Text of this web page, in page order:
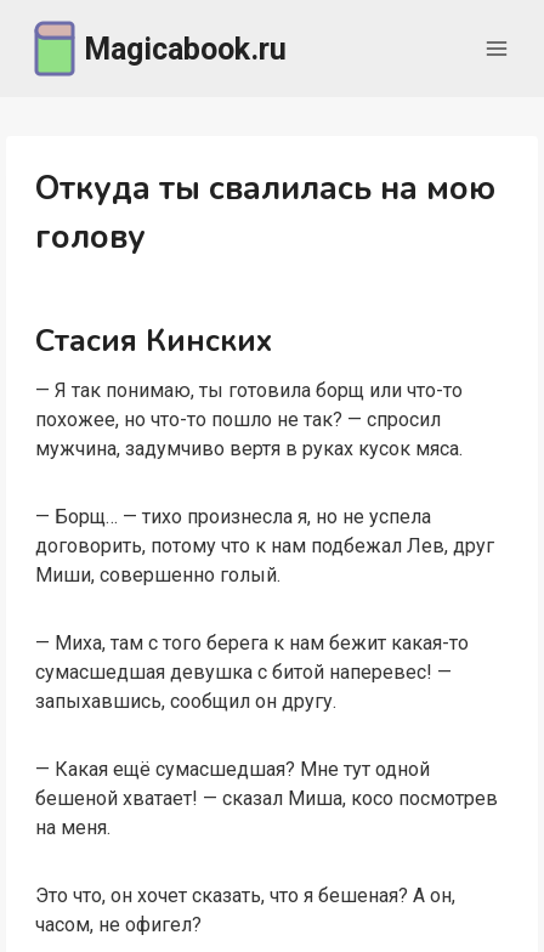
содержимому
Magicabook.ru
Откуда ты свалилась на мою
голову
Стасия Кинских
— Я так понимаю, ты готовила борщ или что-то
похожее, но что-то пошло не так? — спросил
мужчина, задумчиво вертя в руках кусок мяса.
— Борщ… — тихо произнесла я, но не успела
договорить, потому что к нам подбежал Лев, друг
Миши, совершенно голый.
— Миха, там с того берега к нам бежит какая-то
сумасшедшая девушка с битой наперевес! —
запыхавшись, сообщил он другу.
— Какая ещё сумасшедшая? Мне тут одной
бешеной хватает! — сказал Миша, косо посмотрев
на меня.
Это что, он хочет сказать, что я бешеная? А он,
часом, не офигел?